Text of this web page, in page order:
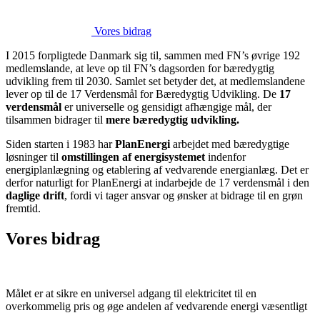
Vores bidrag
I 2015 forpligtede Danmark sig til, sammen med FN’s øvrige 192
medlemslande, at leve op til FN’s dagsorden for bæredygtig
udvikling frem til 2030. Samlet set betyder det, at medlemslandene
lever op til de 17 Verdensmål for Bæredygtig Udvikling. De 17
verdensmål er universelle og gensidigt afhængige mål, der
tilsammen bidrager til mere bæredygtig udvikling.
Siden starten i 1983 harPlanEnergi arbejdet med bæredygtige
løsninger til omstillingen af energisystemet indenfor
energiplanlægning og etablering af vedvarende energianlæg. Det er
derfor naturligt for PlanEnergi at indarbejde de 17 verdensmål i den
daglige drift, fordi vi tager ansvar og ønsker at bidrage til en grøn
fremtid.
Vores bidrag
Målet er at sikre en universel adgang til elektricitet til en
overkommelig pris og øge andelen af vedvarende energi væsentligt